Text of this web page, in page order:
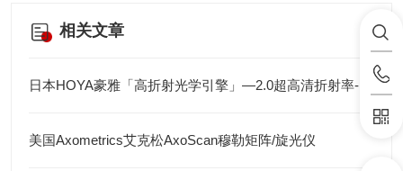
相关文章
美国Axometrics艾克松AxoScan穆勒矩阵/旋光仪